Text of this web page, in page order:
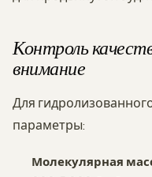
Контроль
внимание
Для
параметры:
Молекулярная